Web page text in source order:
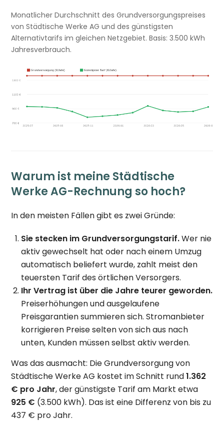
Monatlicher Durchschnitt des Grundversorgungspreises
von Städtische Werke AG und des günstigsten
Alternativtarifs im gleichen Netzgebiet. Basis: 3.500 kWh
Jahresverbrauch.
Warum ist meine Städtische
Werke AG-Rechnung so hoch?
In den meisten Fällen gibt es zwei Gründe:
Sie stecken im Grundversorgungstarif.Wer nie
aktiv gewechselt hat oder nach einem Umzug
automatisch beliefert wurde, zahlt meist den
teuersten Tarif des örtlichen Versorgers.
Ihr Vertrag ist über die Jahre teurer geworden.
Preiserhöhungen und ausgelaufene
Preisgarantien summieren sich. Stromanbieter
korrigieren Preise selten von sich aus nach
unten, Kunden müssen selbst aktiv werden.
Was das ausmacht: Die Grundversorgung von
Städtische Werke AG kostet im Schnitt rund1.362
€ pro Jahr, der günstigste Tarif am Markt etwa
925 € (3.500 kWh). Das ist eine Differenz von bis zu
437 € pro Jahr.